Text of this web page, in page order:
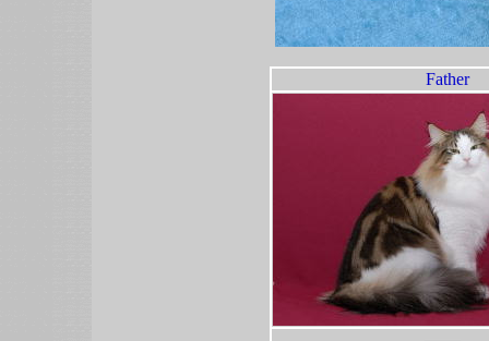
Father